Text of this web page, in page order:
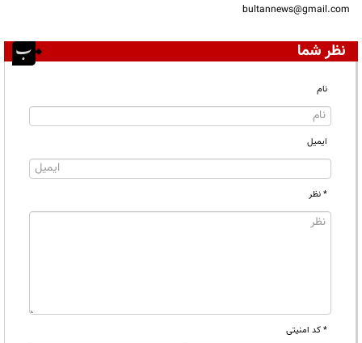
bultannews@gmail.com
نظر شما
نام
ایمیل
* نظر
* کد امنیتی